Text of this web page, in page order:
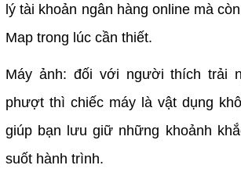
lý tài khoản ngân hàng online mà
Map trong lúc cần thiết.
Máy ảnh: đối với người thích trải
phượt thì chiếc máy là vật dụng
giúp bạn lưu giữ những khoảnh
suốt hành trình.